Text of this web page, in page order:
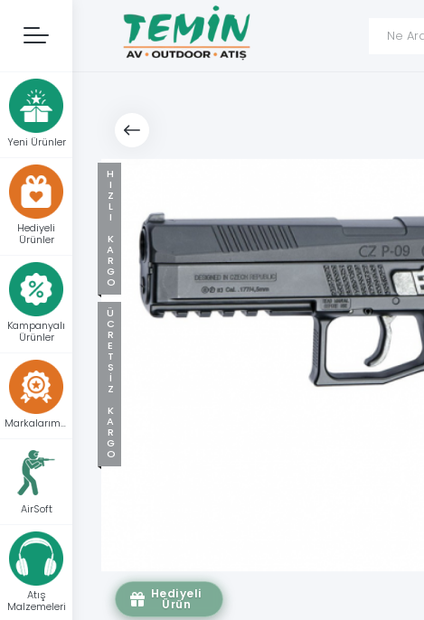
Yeni Ürünler
Hediyeli
Ürünler
Kampanyalı
Ürünler
AirSoft
Atış
Malzemeleri
Hediyeli
Ürün
HIZLI KARGO
ÜCRETSIZ KARGO